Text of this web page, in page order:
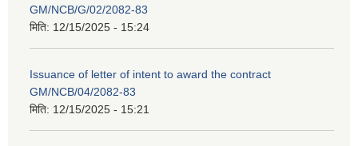
GM/NCB/G/02/2082-83
मिति: 12/15/2025 - 15:24
Issuance of letter of intent to award the contract
GM/NCB/04/2082-83
मिति: 12/15/2025 - 15:21